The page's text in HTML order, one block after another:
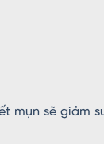
mụn sẽ giảm